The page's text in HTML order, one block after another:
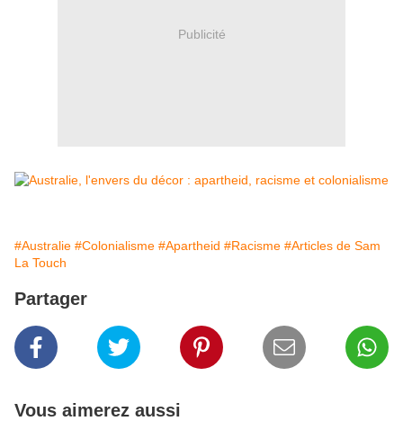
Publicité
#Australie #Colonialisme #Apartheid #Racisme #Articles de Sam
La Touch
Partager
Vous aimerez aussi